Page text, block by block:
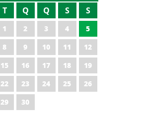
T Q Q S S
1 2 3 4
5
8 9 10 11
12
15 16 17 18
19
22 23 24 25
26
29 30